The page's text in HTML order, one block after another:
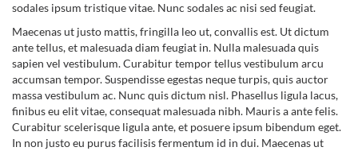
sodales ipsum tristique vitae. Nunc sodales ac nisi sed feugiat.
Maecenas ut justo mattis, fringilla leo ut, convallis est. Ut dictum
ante tellus, et malesuada diam feugiat in. Nulla malesuada quis
sapien vel vestibulum. Curabitur tempor tellus vestibulum arcu
accumsan tempor. Suspendisse egestas neque turpis, quis auctor
massa vestibulum ac. Nunc quis dictum nisl. Phasellus ligula lacus,
finibus eu elit vitae, consequat malesuada nibh. Mauris a ante felis.
Curabitur scelerisque ligula ante, et posuere ipsum bibendum eget.
In non justo eu purus facilisis fermentum id in dui. Maecenas ut